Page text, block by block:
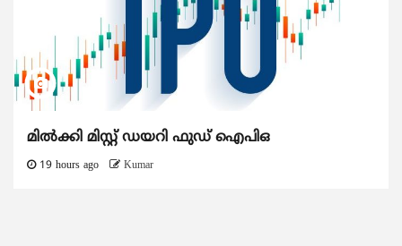
മിൽക്കി മിസ്റ്റ് ഡയറി ഫുഡ് ഐപിഒ
19 hours ago Kumar